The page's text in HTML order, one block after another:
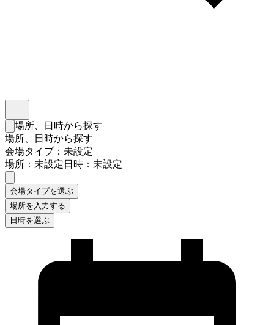
検索フォームを閉じる
場所、日時から探す
場所、日時から探す
会場タイプ：未設定
場所：未設定日時：未設定
会場タイプを選ぶ
場所を入力する
日時を選ぶ